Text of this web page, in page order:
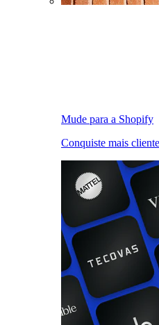
Mude para a Shopify
Conquiste mais